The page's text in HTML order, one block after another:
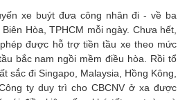
xe buýt đưa công nhân đi - về ba
Hòa, TPHCM mỗi ngày. Chưa hết,
được hỗ trợ tiền tầu xe theo mức
bắc nam ngồi mềm điều hòa. Rồi tổ
sắc đi Singapo, Malaysia, Hồng Kông,
ty duy trì cho CBCNV ở xa được